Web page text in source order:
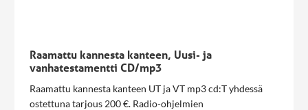
Raamattu kannesta kanteen, Uusi- ja
vanhatestamentti CD/mp3
Raamattu kannesta kanteen UT ja VT mp3 cd:T yhdessä
ostettuna tarjous 200 €. Radio-ohjelmien